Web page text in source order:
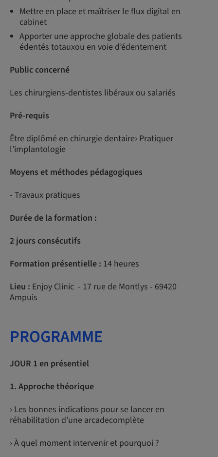
Mettre en place et maîtriser le flux digital en
cabinet
Apporter une approche globale des patients
édentés totauxou en voie d’édentement
Public concerné
Les chirurgiens-dentistes libéraux ou salariés
Pré-requis
Être diplômé en chirurgie dentaire› Pratiquer
l’implantologie
Moyens et méthodes pédagogiques
- Travaux pratiques
Durée de la formation :
2 jours consécutifs
Formation présentielle : 14 heures
Lieu : Enjoy Clinic - 17 rue de Montlys - 69420
Ampuis
PROGRAMME
JOUR 1 en présentiel
1. Approche théorique
› Les bonnes indications pour se lancer en
réhabilitation d’une arcadecomplète
› À quel moment intervenir et pourquoi ?